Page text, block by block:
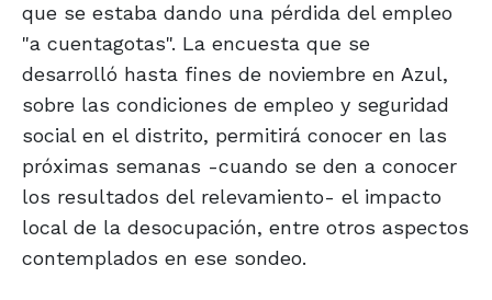
que se estaba dando una pérdida del empleo
"a cuentagotas". La encuesta que se
desarrolló hasta fines de noviembre en Azul,
sobre las condiciones de empleo y seguridad
social en el distrito, permitirá conocer en las
próximas semanas -cuando se den a conocer
los resultados del relevamiento- el impacto
local de la desocupación, entre otros aspectos
contemplados en ese sondeo.